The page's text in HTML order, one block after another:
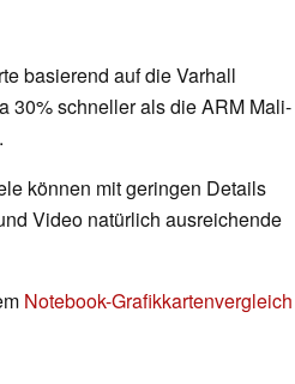
basierend auf die Varhall
30% schneller als die ARM Mali-
können mit geringen Details
Video natürlich ausreichende
Notebook-Grafikkartenvergleich